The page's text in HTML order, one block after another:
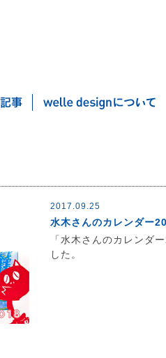
2017.09.25
水木さんのカレンダー
「水木さんのカレンダ
した。